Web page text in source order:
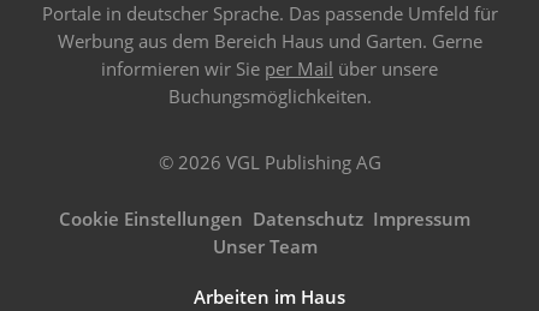
Portale in deutscher Sprache. Das passende Umfeld für
Werbung aus dem Bereich Haus und Garten. Gerne
informieren wir Sie per Mail über unsere
Buchungsmöglichkeiten.
© 2026 VGL Publishing AG
Cookie Einstellungen Datenschutz Impressum
Unser Team
Arbeiten im Haus